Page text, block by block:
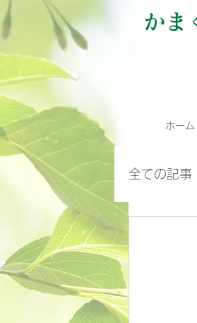
かま
ホーム
全ての記事
クリ